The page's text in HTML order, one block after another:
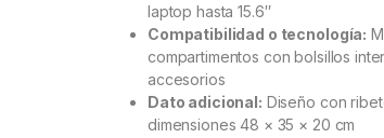
laptop hasta 15.6″
Compatibilidad o tecnología:
compartimentos con bolsillos
accesorios
Dato adicional: Diseño con
dimensiones 48 × 35 × 20 cm